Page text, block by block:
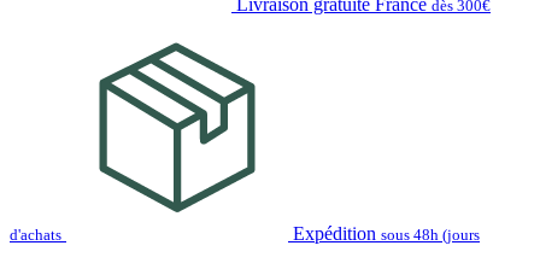
dès 300€
d'achats Expédition sous 48h (jours